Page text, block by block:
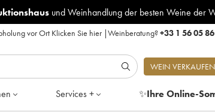
und Weinhandlung der besten Weine der
vor Ort Klicken Sie hier|Weinberatung?+33 1 56 05
WEIN VERKAUFEN
Services + ✨Ihre Online-